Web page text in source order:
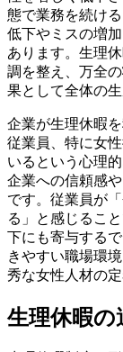
態で業務を続け
低下やミスの増
あります。生理
調を整え、万全
果として全体の
企業が生理休暇
従業員、特に女
いるという心理
企業への信頼感
です。従業員が
る」と感じるこ
下にも寄与する
きやすい職場環
秀な女性人材の
生理休暇の